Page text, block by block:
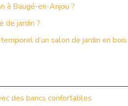
à Baugé-en-Anjou ?
de jardin ?
d’un salon de jardin en bois
des bancs confortables